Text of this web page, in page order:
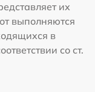
их
выполняются
в
со ст.